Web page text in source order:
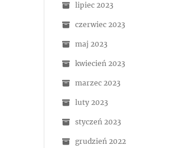
lipiec 2023
czerwiec 2023
maj 2023
kwiecień 2023
marzec 2023
luty 2023
styczeń 2023
grudzień 2022